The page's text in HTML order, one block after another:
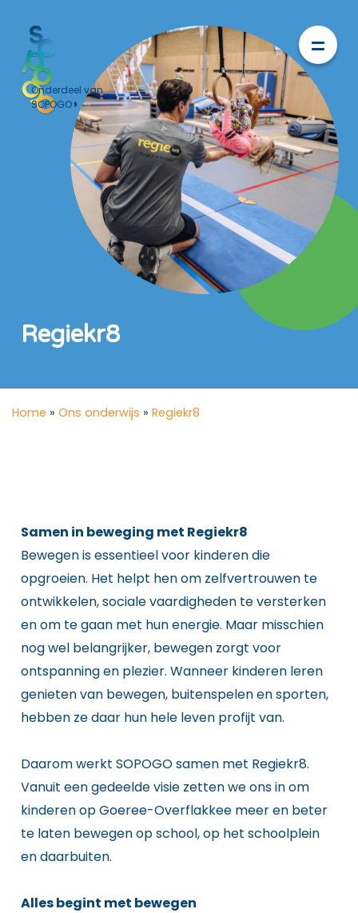
Onderdeel van
SOPOGO
Regiekr8
Home » Ons onderwijs » Regiekr8
Samen in beweging met Regiekr8
Bewegen is essentieel voor kinderen die
opgroeien. Het helpt hen om zelfvertrouwen te
ontwikkelen, sociale vaardigheden te versterken
en om te gaan met hun energie. Maar misschien
nog wel belangrijker, bewegen zorgt voor
ontspanning en plezier. Wanneer kinderen leren
genieten van bewegen, buitenspelen en sporten,
hebben ze daar hun hele leven profijt van.
Daarom werkt SOPOGO samen met Regiekr8.
Vanuit een gedeelde visie zetten we ons in om
kinderen op Goeree-Overflakkee meer en beter
te laten bewegen op school, op het schoolplein
en daarbuiten.
Alles begint met bewegen